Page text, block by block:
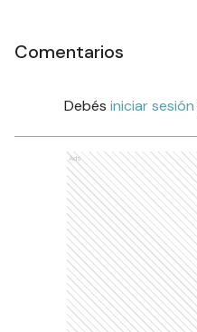
Comentarios
Debés iniciar sesión
Ads